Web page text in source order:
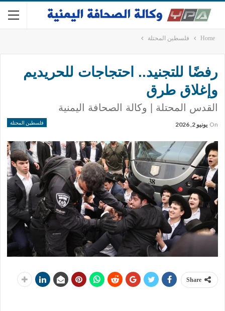
Home فلسطين المحتلة
رفضًا للتجنيد.. احتجاجات للحريديم
وإغلاق طرق
القدس المحتلة | وكالة الصحافة اليمنية
فلسطين المحتلة On يونيو 2, 2026
Share